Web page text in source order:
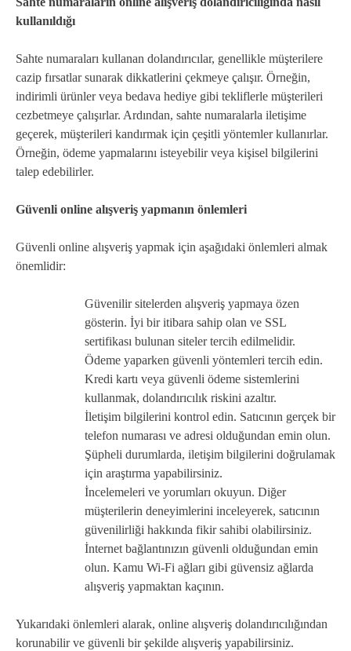
kullanıldığı
Sahte numaraları kullanan dolandırıcılar, genellikle müşterilere
cazip fırsatlar sunarak dikkatlerini çekmeye çalışır. Örneğin,
indirimli ürünler veya bedava hediye gibi tekliflerle müşterileri
cezbetmeye çalışırlar. Ardından, sahte numaralarla iletişime
geçerek, müşterileri kandırmak için çeşitli yöntemler kullanırlar.
Örneğin, ödeme yapmalarını isteyebilir veya kişisel bilgilerini
talep edebilirler.
Güvenli online alışveriş yapmanın önlemleri
Güvenli online alışveriş yapmak için aşağıdaki önlemleri almak
önemlidir:
Güvenilir sitelerden alışveriş yapmaya özen
gösterin. İyi bir itibara sahip olan ve SSL
sertifikası bulunan siteler tercih edilmelidir.
Ödeme yaparken güvenli yöntemleri tercih edin.
Kredi kartı veya güvenli ödeme sistemlerini
kullanmak, dolandırıcılık riskini azaltır.
İletişim bilgilerini kontrol edin. Satıcının gerçek bir
telefon numarası ve adresi olduğundan emin olun.
Şüpheli durumlarda, iletişim bilgilerini doğrulamak
için araştırma yapabilirsiniz.
İncelemeleri ve yorumları okuyun. Diğer
müşterilerin deneyimlerini inceleyerek, satıcının
güvenilirliği hakkında fikir sahibi olabilirsiniz.
İnternet bağlantınızın güvenli olduğundan emin
olun. Kamu Wi-Fi ağları gibi güvensiz ağlarda
alışveriş yapmaktan kaçının.
Yukarıdaki önlemleri alarak, online alışveriş dolandırıcılığından
korunabilir ve güvenli bir şekilde alışveriş yapabilirsiniz.